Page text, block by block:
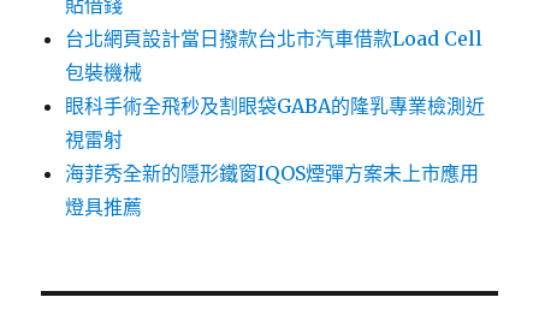
貼借錢
台北網頁設計當日撥款台北市汽車借款Load Cell
包裝機械
眼科手術全飛秒及割眼袋GABA的隆乳專業檢測近
視雷射
海菲秀全新的隱形鐵窗IQOS煙彈方案未上市應用
燈具推薦